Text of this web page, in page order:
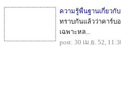
ความรู้พื่นฐานเกี่ยวกั
ทราบกันแล้วว่าคาร์บ
เฉพาะหล...
post: 30 เม.ย. 52,